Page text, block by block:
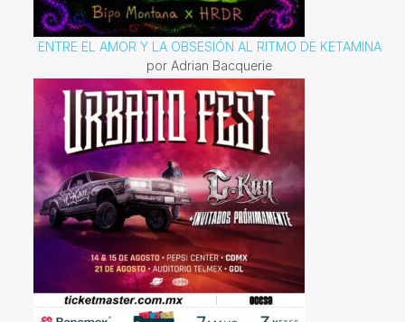
ENTRE EL AMOR Y LA OBSESIÓN AL RITMO DE KETAMINA
por Adrian Bacquerie